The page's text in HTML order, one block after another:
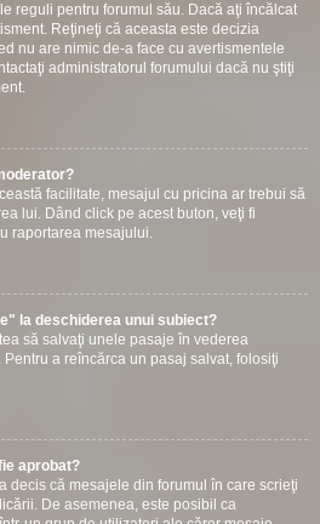
reguli pentru forumul său. Dacă aţi încălcat
Reţineţi că aceasta este decizia
nu are nimic de-a face cu avertismentele
administratorul forumului dacă nu ştiţi
facilitate, mesajul cu pricina ar trebui să
lui. Dând click pe acest buton, veţi fi
raportarea mesajului.
la deschiderea unui subiect?
să salvaţi unele pasaje în vederea
a reîncărca un pasaj salvat, folosiţi
aprobat?
decis că mesajele din forumul în care scrieţi
De asemenea, este posibil ca